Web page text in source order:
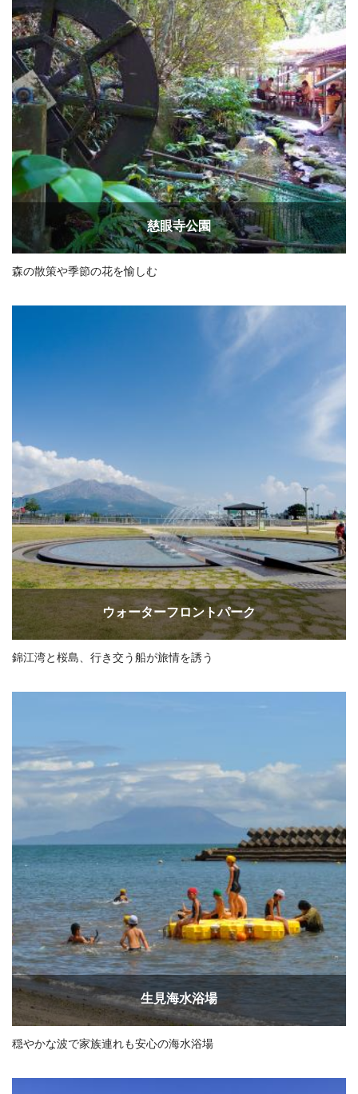
慈眼寺公園
森の散策や季節の花を愉しむ
ウォーターフロントパーク
錦江湾と桜島、行き交う船が旅情を誘う
生見海水浴場
穏やかな波で家族連れも安心の海水浴場